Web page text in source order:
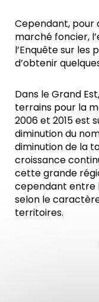
Cependant, pour
marché foncier,
l’Enquête sur
d’obtenir
Dans le Grand
terrains pour la
2006 et 2015 est
diminution du
diminution de la
croissance
cette grande
cependant entre
selon le
territoires.